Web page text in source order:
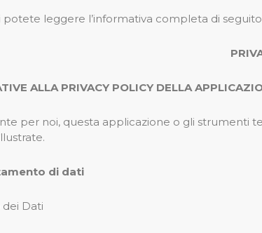
leggere l’informativa completa di
ALLA PRIVACY POLICY DELLA
per noi, questa applicazione o gli strumenti
di dati
Dati